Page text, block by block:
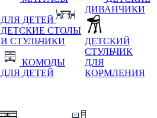
ДЛЯ ДЕТЕЙ
ДЕТСКИЕ СТОЛЫ
И СТУЛЬЧИКИ
КОМОДЫ
ДЛЯ ДЕТЕЙ
ДИВАНЧИКИ
ДЕТСКИЙ
СТУЛЬЧИК
ДЛЯ
КОРМЛЕНИЯ